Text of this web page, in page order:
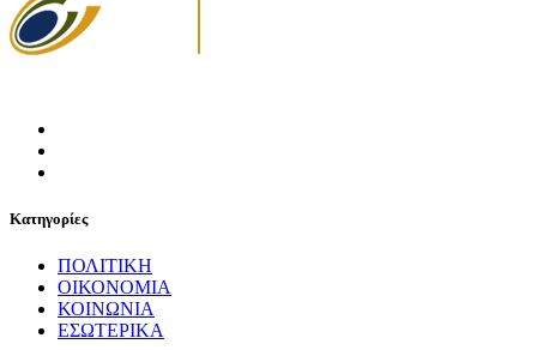
Κατηγορίες
ΠΟΛΙΤΙΚΗ
ΟΙΚΟΝΟΜΙΑ
ΚΟΙΝΩΝΙΑ
ΕΣΩΤΕΡΙΚΑ